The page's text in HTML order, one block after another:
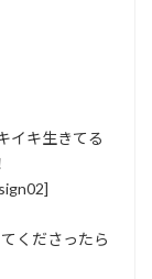
イキ生きてる
くださったら